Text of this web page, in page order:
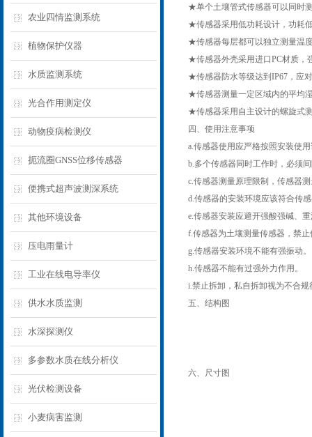
农业四情监测系统
植物保护仪器
水质监测系统
光合作用测定仪
动物疫病检测仪
扼流圈GNSS位移传感器
便携式超声波测深系统
其他环境设备
压电雨量计
工业在线电导率仪
供水水质监测
水深探测仪
多参数水质在线分析仪
光伏检测设备
小麦病害监测
★单个土壤管式传感器可以同时
★传感器采用低功耗设计，功耗
★传感器每层都可以独立测量温
★传感器外壳采用进口PC材质，
★传感器防水等级达到IP67，应
★传感器测量一定区域内的平均
★传感器采用自主设计的螺旋式
四、使用注意事项
a.传感器使用应严格按照安装使
b.多个传感器同时工作时，必须
c.传感器测量原理限制，传感器
d.传感器的安装环境应该符合传
e.传感器安装应避开强酸强碱、
f.传感器为土壤测量传感器，禁
g.传感器安装环境不能有强振动。
h.传感器不能有过强外力作用。
i.禁止拆卸，私自拆卸视为不合
五、结构图
六、尺寸图